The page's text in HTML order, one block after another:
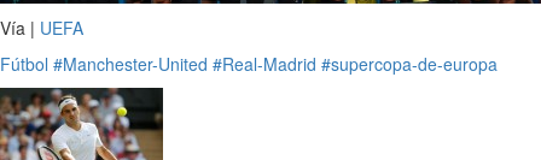
Vía | UEFA
Fútbol #Manchester-United #Real-Madrid #supercopa-de-europa